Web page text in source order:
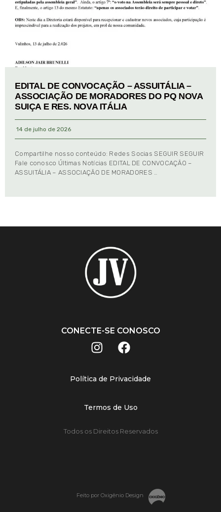
EDITAL DE CONVOCAÇÃO – ASSUITÁLIA –
ASSOCIAÇÃO DE MORADORES DO PQ NOVA
SUIÇA E RES. NOVA ITÁLIA
14 de julho de 2026
Compartilhe nosso conteúdo: Redes Socias SEGUIR SEGUIR
Fale conosco Últimas Notícias EDITAL DE CONVOCAÇÃO –
ASSUITÁLIA – ASSOCIAÇÃO DE MORADORES …
CONECTE-SE CONOSCO
Política de Privacidade
Termos de Uso
Todos os Direitos Reservados
Feito por Oxigênio Design